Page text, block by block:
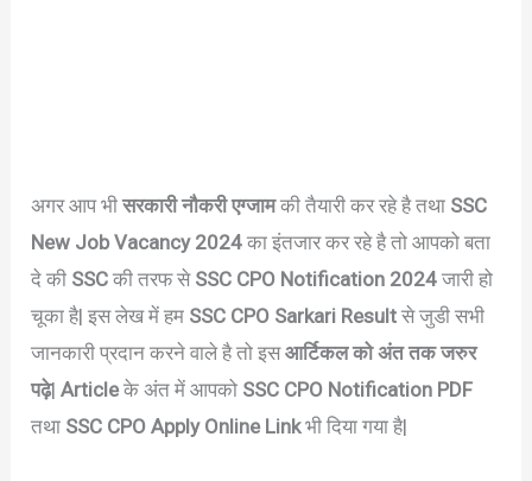
अगर आप भीसरकारी नौकरी एग्जामकी तैयारी कर रहे है तथा SSC
New Job Vacancy 2024 का इंतजार कर रहे है तो आपको बता
दे की SSCकी तरफ सेSSC CPO Notification 2024 जारी हो
चूका है| इस लेख में हम SSC CPO Sarkari Result से जुडी सभी
जानकारी प्रदान करने वाले है तो इसआर्टिकल को अंत तक जरुर
पढ़े|Articleके अंत में आपको SSC CPO Notification PDF
तथा SSC CPO Apply Online Linkभी दिया गया है|